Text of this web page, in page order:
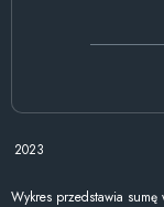
2023
Wykres przedstawia